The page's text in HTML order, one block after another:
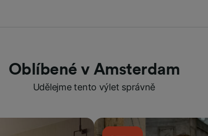
Oblíbené v Amsterdam
Udělejme tento výlet správně